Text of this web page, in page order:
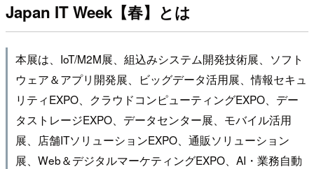
Japan IT Week【春】とは
本展は、IoT/M2M展、組込みシステム開発技術展、ソフト
ウェア＆アプリ開発展、ビッグデータ活用展、情報セキュ
リティEXPO、クラウドコンピューティングEXPO、デー
タストレージEXPO、データセンター展、モバイル活用
展、店舗ITソリューションEXPO、通販ソリューション
展、Web＆デジタルマーケティングEXPO、AI・業務自動